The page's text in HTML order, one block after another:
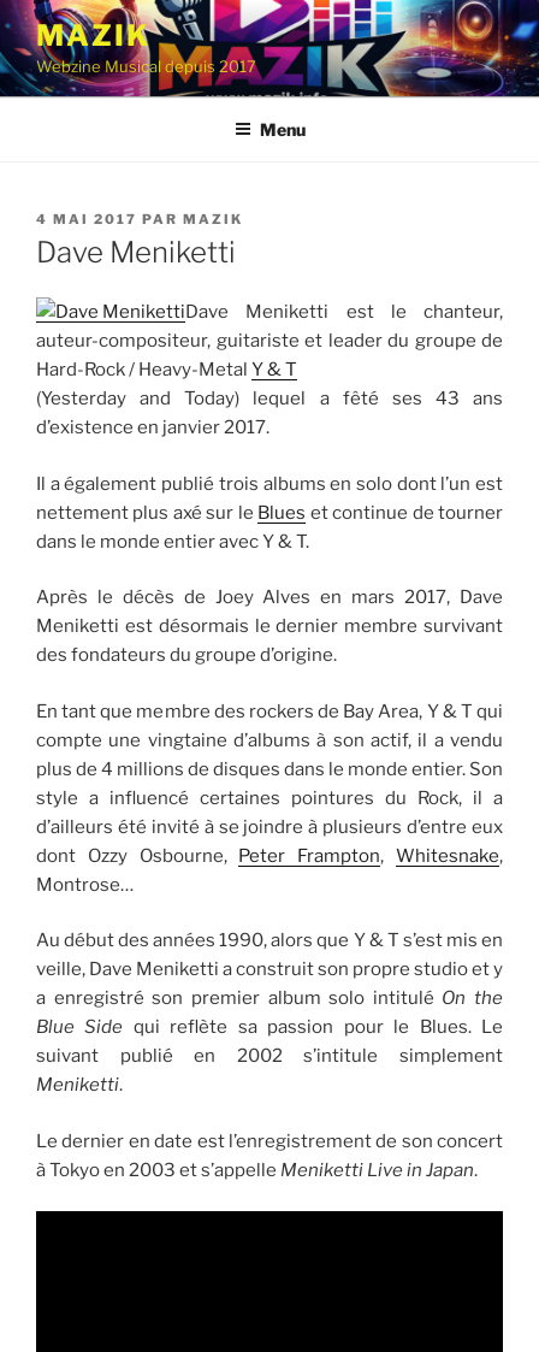
Aller
contenu
principal
MAZIK
Webzine Musical depuis 2017
Menu
PUBLIÉ
LE
4 MAI 2017 PAR MAZIK
Dave Meniketti
Dave Meniketti est le chanteur,
auteur-compositeur, guitariste et leader du groupe de
Hard-Rock / Heavy-Metal Y & T
(Yesterday and Today) lequel a fêté ses 43 ans
d’existence en janvier 2017.
Il a également publié trois albums en solo dont l’un est
nettement plus axé sur le Blues et continue de tourner
dans le monde entier avec Y & T.
Après le décès de Joey Alves en mars 2017, Dave
Meniketti est désormais le dernier membre survivant
des fondateurs du groupe d’origine.
En tant que membre des rockers de Bay Area, Y & T qui
compte une vingtaine d’albums à son actif, il a vendu
plus de 4 millions de disques dans le monde entier. Son
style a influencé certaines pointures du Rock, il a
d’ailleurs été invité à se joindre à plusieurs d’entre eux
dont Ozzy Osbourne, Peter Frampton,Whitesnake,
Montrose…
Au début des années 1990, alors que Y & T s’est mis en
veille, Dave Meniketti a construit son propre studio et y
a enregistré son premier album solo intitulé On the
Blue Side qui reflète sa passion pour le Blues. Le
suivant publié en 2002 s’intitule simplement
Meniketti.
Le dernier en date est l’enregistrement de son concert
à Tokyo en 2003 et s’appelle Meniketti Live in Japan.